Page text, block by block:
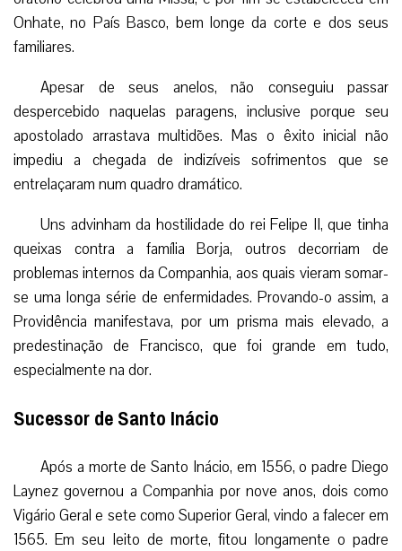
Onhate, no País Basco, bem longe da corte e dos seus
familiares.
Apesar de seus anelos, não conseguiu passar
despercebido naquelas paragens, inclusive porque seu
apostolado arrastava multidões. Mas o êxito inicial não
impediu a chegada de indizíveis sofrimentos que se
entrelaçaram num quadro dramático.
Uns advinham da hostilidade do rei Felipe II, que tinha
queixas contra a família Borja, outros decorriam de
problemas internos da Companhia, aos quais vieram somar-
se uma longa série de enfermidades. Provando-o assim, a
Providência manifestava, por um prisma mais elevado, a
predestinação de Francisco, que foi grande em tudo,
especialmente na dor.
Sucessor de Santo Inácio
Após a morte de Santo Inácio, em 1556, o padre Diego
Laynez governou a Companhia por nove anos, dois como
Vigário Geral e sete como Superior Geral, vindo a falecer em
1565. Em seu leito de morte, fitou longamente o padre